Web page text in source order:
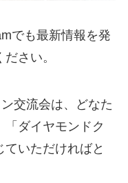
でも最新情報を発
さい。
交流会は、どなた
ダイヤモンドク
いただければと